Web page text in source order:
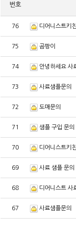
번호
76 디어니스트키
75 곰팡이
74 안녕하세요 사
73 사료샘플문의
72 도매문의
71 샘플 구입 문의
70 디어니스트키
69 사료 샘플 문의
68 디어니스트 사
67 사료샘플문의